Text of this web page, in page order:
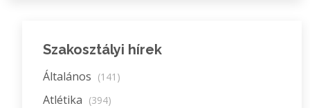
Szakosztályi hírek
Általános (141)
Atlétika (394)